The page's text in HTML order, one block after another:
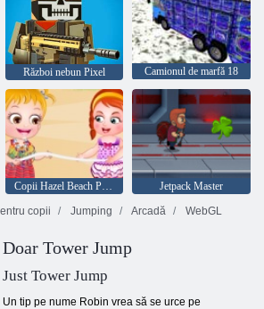
Război nebun Pixel Camionul de marfă 18
Copii Hazel Beach Party
Jetpack Master
copii Jumping Arcadă WebGL
Doar Tower Jump
Just Tower Jump
Un tip pe nume Robin vrea să se urce pe